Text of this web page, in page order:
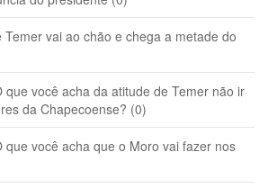
vai ao chão e chega a metade do
que você acha da atitude de Temer não ir
da Chapecoense? (0)
que você acha que o Moro vai fazer nos